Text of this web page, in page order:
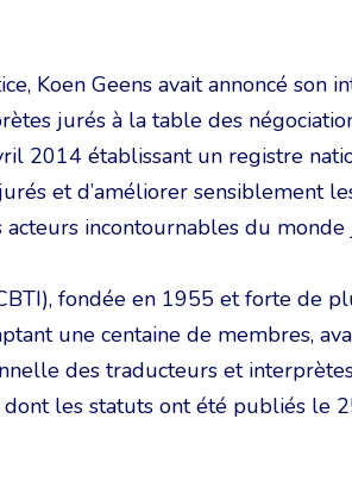
Koen Geens avait annoncé son
jurés à la table des
2014 établissant un registre
et d’améliorer sensiblement
incontournables du monde
fondée en 1955 et forte de
une centaine de membres,
des traducteurs et
les statuts ont été publiés le